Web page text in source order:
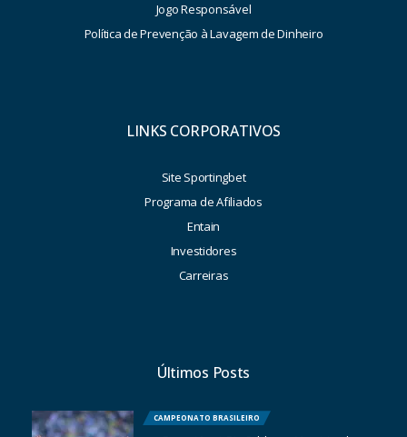
Jogo Responsável
Política de Prevenção à Lavagem de Dinheiro
LINKS CORPORATIVOS
Site Sportingbet
Programa de Afiliados
Entain
Investidores
Carreiras
Últimos Posts
CAMPEONATO BRASILEIRO